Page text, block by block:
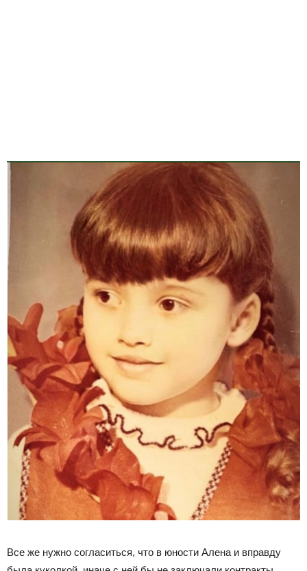
Все же нужно согласиться, что в юности Алена и вправду